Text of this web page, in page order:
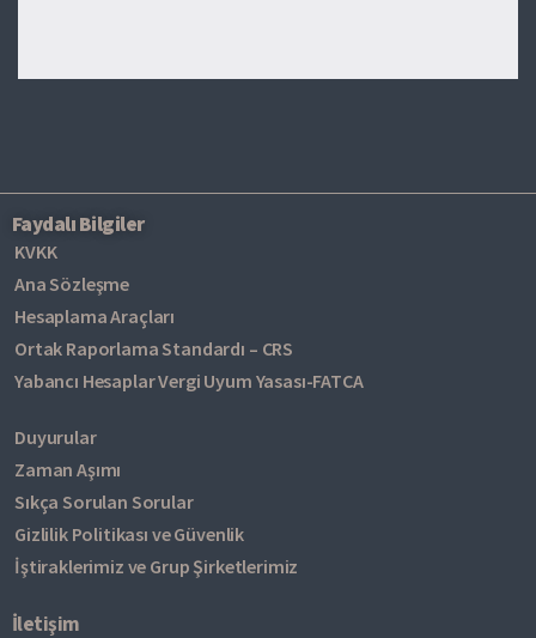
Faydalı Bilgiler
KVKK
Ana Sözleşme
Hesaplama Araçları
Ortak Raporlama Standardı – CRS
Yabancı Hesaplar Vergi Uyum Yasası-FATCA
Duyurular
Zaman Aşımı
Sıkça Sorulan Sorular
Gizlilik Politikası ve Güvenlik
İştiraklerimiz ve Grup Şirketlerimiz
İletişim